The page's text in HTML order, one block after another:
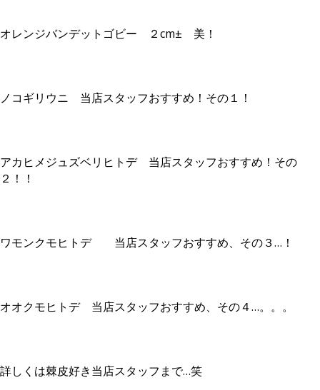
オレンジバンデットゴビー ２cm± 美！
ノコギリウニ 当店スタッフおすすめ！その１！
アカヒメジュズベリヒトデ 当店スタッフおすすめ！その
２！！
ワモンクモヒトデ 当店スタッフおすすめ、その３…！
オオクモヒトデ 当店スタッフおすすめ、その４…。。。
詳しくは棘皮好き当店スタッフまで…笑